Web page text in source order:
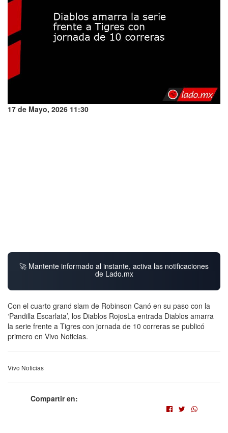
17 de Mayo, 2026 11:30
🚀 Mantente informado al instante, activa las notificaciones
de Lado.mx
Con el cuarto grand slam de Robinson Canó en su paso con la
‘Pandilla Escarlata’, los Diablos RojosLa entrada Diablos amarra
la serie frente a Tigres con jornada de 10 correras se publicó
primero en Vivo Noticias.
Vivo Noticias
Compartir en: